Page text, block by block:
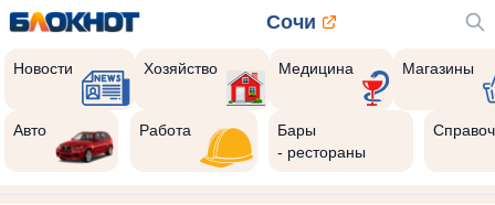
Сочи
Новости Хозяйство Медицина Магазины
Авто Работа
Бары
- рестораны